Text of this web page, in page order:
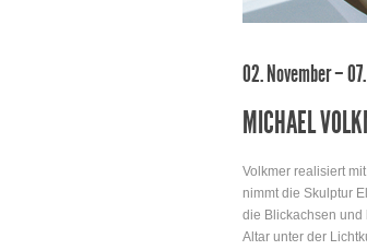
02. November –
MICHAEL
Volkmer realisiert
nimmt die Skulptur
die Blickachsen und
Altar unter der